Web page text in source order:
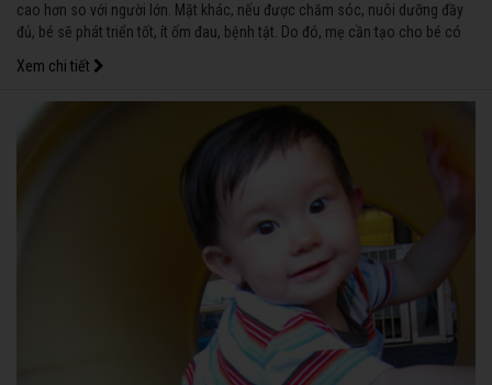
cao hơn so với người lớn. Mặt khác, nếu được chăm sóc, nuôi dưỡng đầy
đủ, bé sẽ phát triển tốt, ít ốm đau, bệnh tật. Do đó, mẹ cần tạo cho bé có
Xem chi tiết